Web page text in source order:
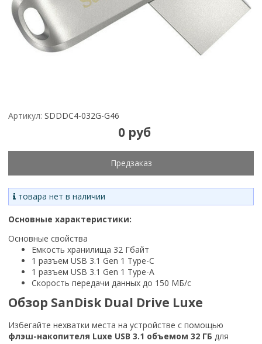
Артикул: SDDDC4-032G-G46
0 руб
Предзаказ
товара нет в наличии
Основные характеристики:
Основные свойства
Емкость хранилища 32 Гбайт
1 разъем USB 3.1 Gen 1 Type-C
1 разъем USB 3.1 Gen 1 Type-A
Скорость передачи данных до 150 МБ/с
Обзор SanDisk Dual Drive Luxe
Избегайте нехватки места на устройстве с помощью
флэш-накопителя Luxe USB 3.1 объемом 32 ГБ для